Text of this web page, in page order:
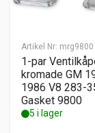
Artikel Nr: mrg9800
1-par
kromade GM
1986 V8 283-
Gasket 9800
5 i lager